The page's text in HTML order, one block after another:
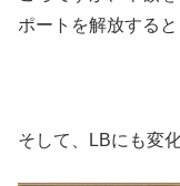
ポートを解放する
そして、LBにも変